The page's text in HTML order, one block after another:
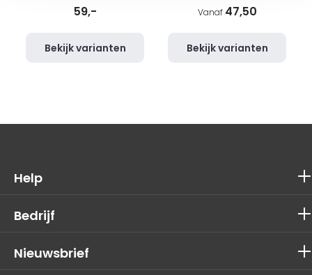
59,-
Bekijk varianten
Vanaf 47,50
Bekijk varianten
Nieuwsbrief
Help
Bedrijf